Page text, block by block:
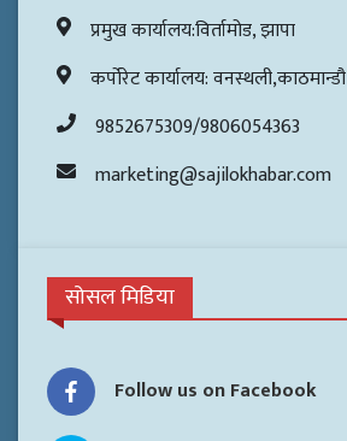
प्रमुख कार्यालय:विर्तामोड, झापा
कर्पोरेट कार्यालय: वनस्थली,काठमान्डौ
9852675309/9806054363
marketing@sajilokhabar.com
सोसल मिडिया
Follow us on Facebook